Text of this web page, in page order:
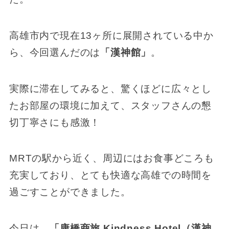
高雄市内で現在13ヶ所に展開されている中か
ら、今回選んだのは
「漢神館」 。
実際に滞在してみると、驚くほどに広々とし
たお部屋の環境に加えて、スタッフさんの懇
切丁寧さにも感激！
MRTの駅から近く、周辺にはお食事どころも
充実しており、とても快適な高雄での時間を
過ごすことができました。